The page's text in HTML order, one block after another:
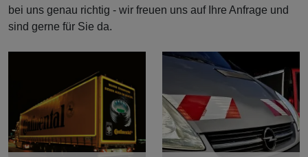
bei uns genau richtig - wir freuen uns auf Ihre Anfrage und
sind gerne für Sie da.